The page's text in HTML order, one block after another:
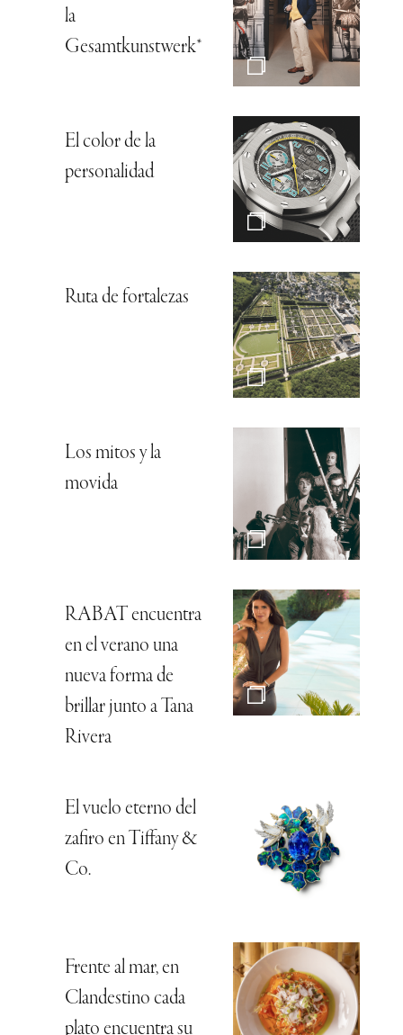
la
Gesamtkunstwerk*
El color de la
personalidad
Ruta de fortalezas
Los mitos y la
movida
RABAT encuentra
en el verano una
nueva forma de
brillar junto a Tana
Rivera
El vuelo eterno del
zafiro en Tiffany &
Co.
Frente al mar, en
Clandestino cada
plato encuentra su